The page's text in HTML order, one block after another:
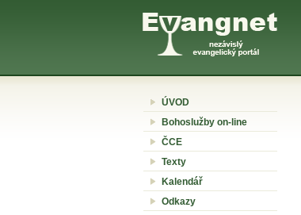
ÚVOD
Bohoslužby on-line
ČCE
Texty
Kalendář
Odkazy